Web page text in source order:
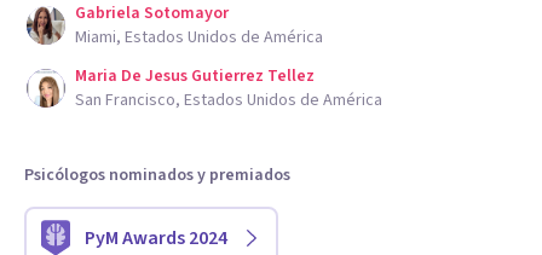
Gabriela Sotomayor
Miami, Estados Unidos de América
Maria De Jesus Gutierrez Tellez
San Francisco, Estados Unidos de América
Psicólogos nominados y premiados
PyM Awards 2024